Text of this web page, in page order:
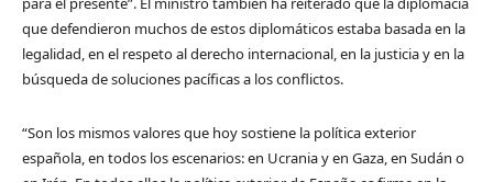
que defendieron muchos de estos diplomáticos estaba basada en la
legalidad, en el respeto al derecho internacional, en la justicia y en la
búsqueda de soluciones pacíficas a los conflictos.
“Son los mismos valores que hoy sostiene la política exterior
española, en todos los escenarios: en Ucrania y en Gaza, en Sudán o